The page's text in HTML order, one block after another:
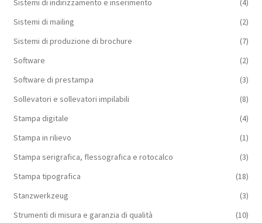
Sistemi di indirizzamento e inserimento
(4)
Sistemi di mailing
(2)
Sistemi di produzione di brochure
(7)
Software
(2)
Software di prestampa
(3)
Sollevatori e sollevatori impilabili
(8)
Stampa digitale
(4)
Stampa in rilievo
(1)
Stampa serigrafica, flessografica e rotocalco
(3)
Stampa tipografica
(18)
Stanzwerkzeug
(3)
Strumenti di misura e garanzia di qualità
(10)